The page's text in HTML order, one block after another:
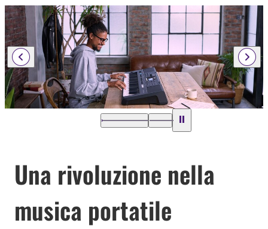
Una rivoluzione nella
musica portatile